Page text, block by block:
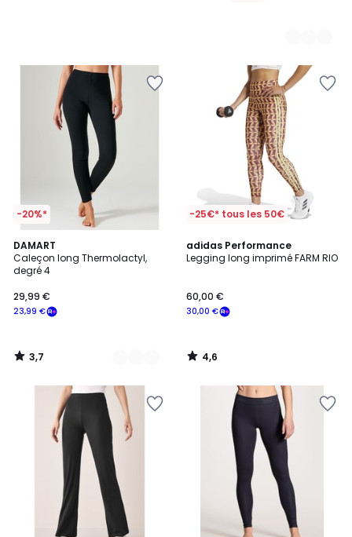
-20%*
DAMART
Caleçon long Thermolactyl,
degré 4
23,99 €
29,99 €
3,7
/ 5
3
Couleurs
3,7
/
-25€* tous les 50€
adidas Performance
Legging long imprimé FARM RIO
30,00 €
60,00 €
4,6
/ 5
4,6
/